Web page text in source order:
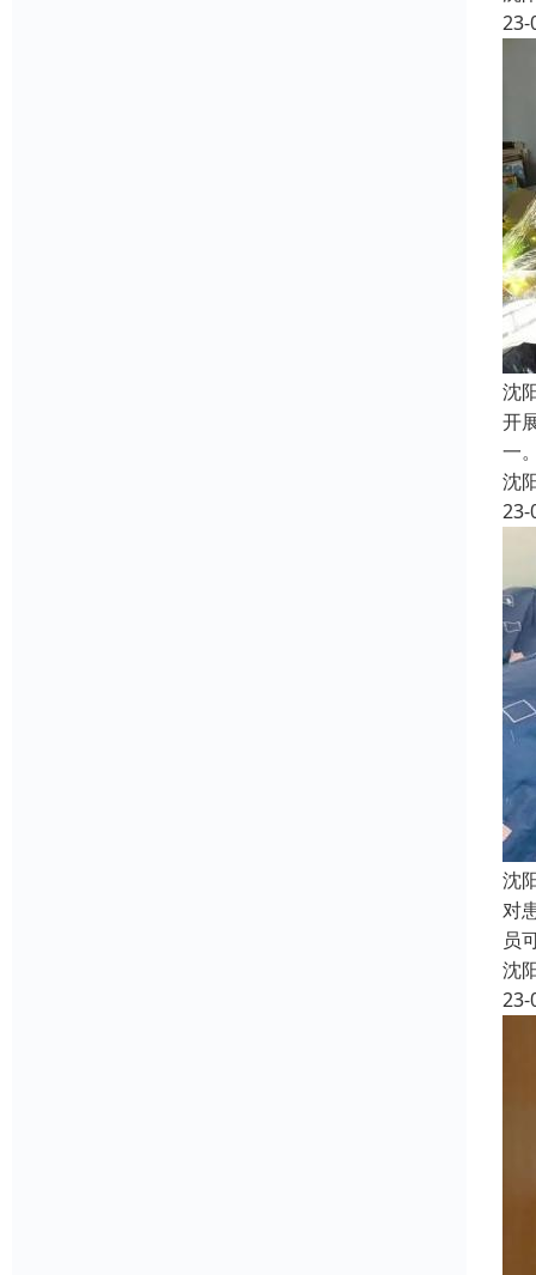
23-
沈
开
一
沈
23-
沈
对
员
沈
23-